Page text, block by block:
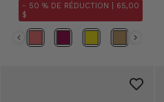
- 50 % DE RÉDUCTION |
65,00
$